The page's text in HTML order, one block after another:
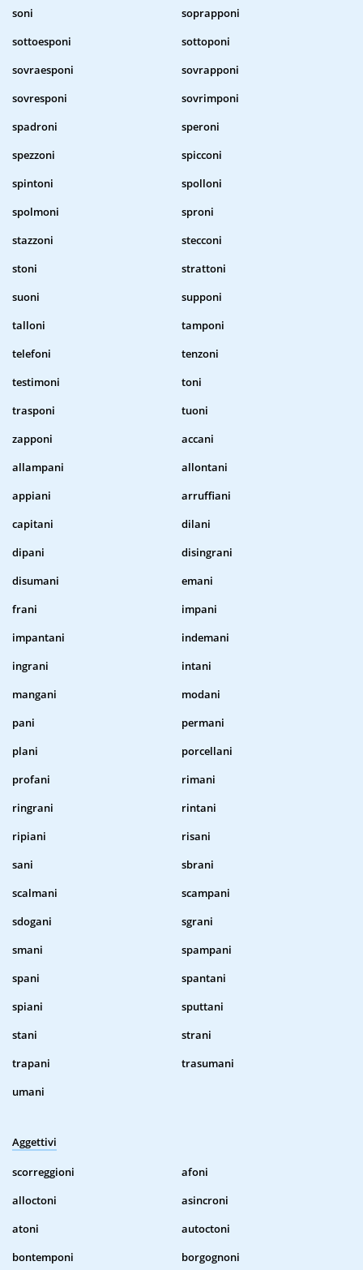
soni
soprapponi
sottoesponi
sottoponi
sovraesponi
sovrapponi
sovresponi
sovrimponi
spadroni
speroni
spezzoni
spicconi
spintoni
spolloni
spolmoni
sproni
stazzoni
stecconi
stoni
strattoni
suoni
supponi
talloni
tamponi
telefoni
tenzoni
testimoni
toni
trasponi
tuoni
zapponi
accani
allampani
allontani
appiani
arruffiani
capitani
dilani
dipani
disingrani
disumani
emani
frani
impani
impantani
indemani
ingrani
intani
mangani
modani
pani
permani
plani
porcellani
profani
rimani
ringrani
rintani
ripiani
risani
sani
sbrani
scalmani
scampani
sdogani
sgrani
smani
spampani
spani
spantani
spiani
sputtani
stani
strani
trapani
trasumani
umani
Aggettivi
scorreggioni
afoni
alloctoni
asincroni
atoni
autoctoni
bontemponi
borgognoni